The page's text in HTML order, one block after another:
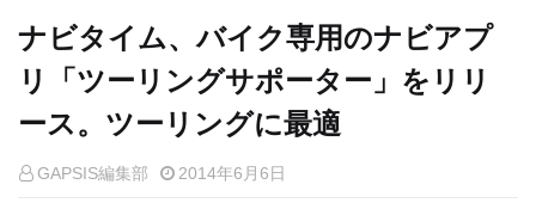
ナビタイム、バイク専用のナビアプ
リ「ツーリングサポーター」をリリ
ース。ツーリングに最適
GAPSIS編集部 2014年6月6日